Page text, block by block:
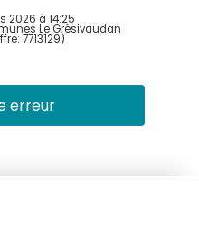
2026 à 14:25
Le Grésivaudan
7713129)
erreur